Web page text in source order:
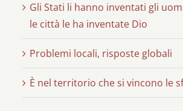
Gli Stati li hanno inventati gli
le città le ha inventate Dio
Problemi locali, risposte globali
È nel territorio che si vincono le